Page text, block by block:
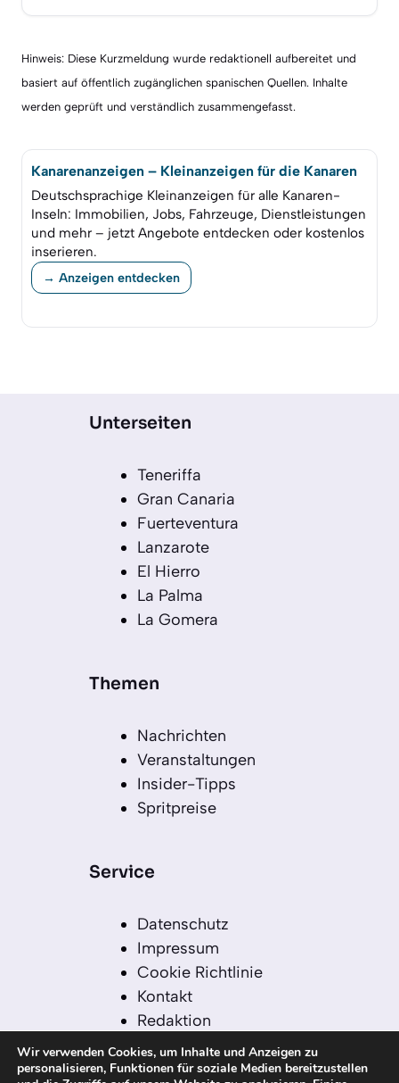
Hinweis: Diese Kurzmeldung wurde redaktionell aufbereitet und
basiert auf öffentlich zugänglichen spanischen Quellen. Inhalte
werden geprüft und verständlich zusammengefasst.
Kanarenanzeigen – Kleinanzeigen für die Kanaren
Deutschsprachige Kleinanzeigen für alle Kanaren-
Inseln: Immobilien, Jobs, Fahrzeuge, Dienstleistungen
und mehr – jetzt Angebote entdecken oder kostenlos
inserieren.
→ Anzeigen entdecken
Unterseiten
Teneriffa
Gran Canaria
Fuerteventura
Lanzarote
El Hierro
La Palma
La Gomera
Themen
Nachrichten
Veranstaltungen
Insider-Tipps
Spritpreise
Service
Datenschutz
Impressum
Cookie Richtlinie
Kontakt
Redaktion
Redaktionelle Leitlinien
Sitemap
Wir verwenden Cookies, um Inhalte und Anzeigen zu
personalisieren, Funktionen für soziale Medien bereitzustellen